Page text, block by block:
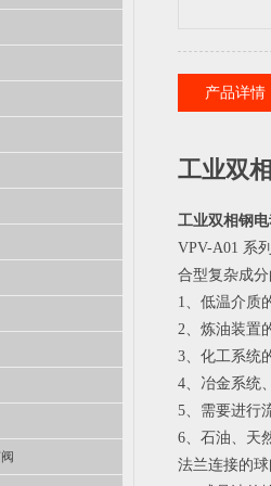
产品详情
工业双
工业双相钢
VPV-A01 系
合型复杂成
1、低温介质
2、炼油装置
3、化工系统
4、冶金系统
5、需要进行
6、石油、天
法兰连接的